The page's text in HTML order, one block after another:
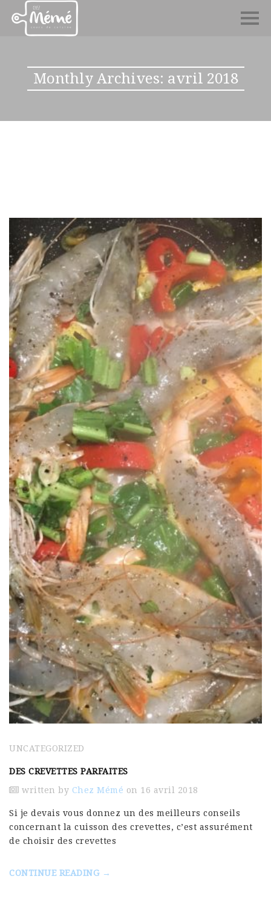
Monthly Archives: avril 2018
UNCATEGORIZED
DES CREVETTES PARFAITES
written by Chez Mémé on 16 avril 2018
Si je devais vous donnez un des meilleurs conseils
concernant la cuisson des crevettes, c’est assurément
de choisir des crevettes
CONTINUE READING →